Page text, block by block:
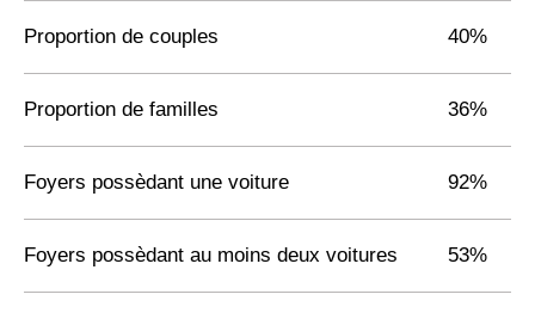
Proportion de couples 40%
Proportion de familles 36%
Foyers possèdant une voiture 92%
Foyers possèdant au moins deux voitures 53%